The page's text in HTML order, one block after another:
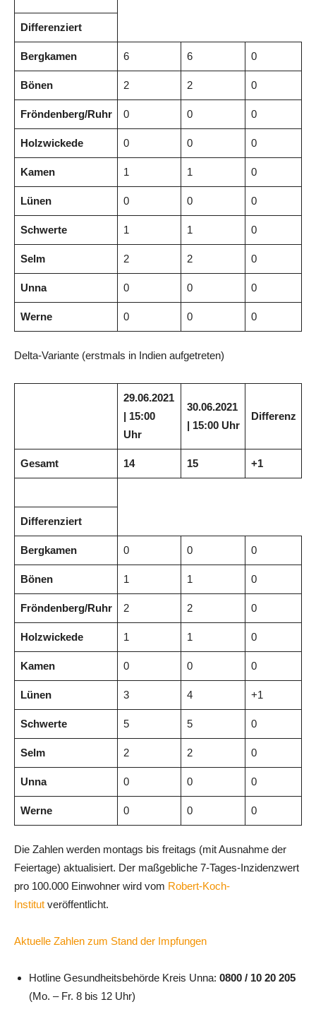
Differenziert
Bergkamen 6 6 0
Bönen 2 2 0
Fröndenberg/Ruhr 0 0 0
Holzwickede 0 0 0
Kamen 1 1 0
Lünen 0 0 0
Schwerte 1 1 0
Selm 2 2 0
Unna 0 0 0
Werne 0 0 0
Delta-Variante (erstmals in Indien aufgetreten)
29.06.2021
| 15:00
Uhr
30.06.2021
| 15:00 Uhr
Differenz
Gesamt 14 15 +1
Differenziert
Bergkamen 0 0 0
Bönen 1 1 0
Fröndenberg/Ruhr 2 2 0
Holzwickede 1 1 0
Kamen 0 0 0
Lünen 3 4 +1
Schwerte 5 5 0
Selm 2 2 0
Unna 0 0 0
Werne 0 0 0
Die Zahlen werden montags bis freitags (mit Ausnahme der
Feiertage) aktualisiert. Der maßgebliche 7-Tages-Inzidenzwert
pro 100.000 Einwohner wird vom Robert-Koch-
Institut veröffentlicht.
Aktuelle Zahlen zum Stand der Impfungen
Hotline Gesundheitsbehörde Kreis Unna: 0800 / 10 20 205
(Mo. – Fr. 8 bis 12 Uhr)